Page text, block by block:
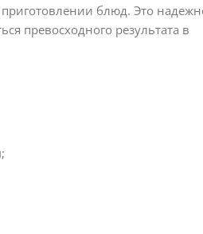
блюд. Это
превосходного результата в